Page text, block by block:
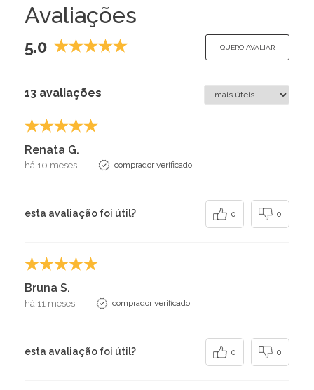
Avaliações
5.0 QUERO AVALIAR
13 avaliações
Renata G.
há 10 meses comprador verificado
esta avaliação foi útil? 0 0
Bruna S.
há 11 meses comprador verificado
esta avaliação foi útil? 0 0